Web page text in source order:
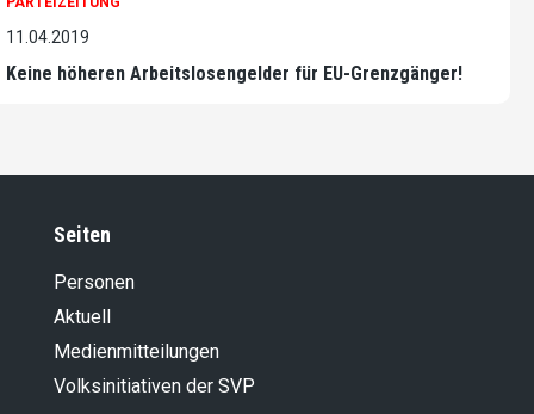
11.04.2019
Keine höheren Arbeitslosengelder für EU-Grenzgänger!
Seiten
Personen
Aktuell
Medienmitteilungen
Volksinitiativen der SVP